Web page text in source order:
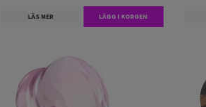
LÄS MER LÄGG I KORGEN